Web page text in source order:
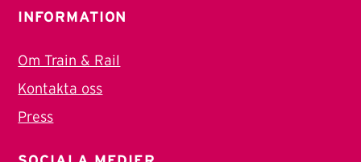
INFORMATION
Om Train & Rail
Kontakta oss
Press